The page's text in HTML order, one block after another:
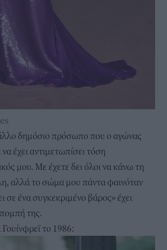
δημόσιο πρόσωπο που ο αγώνας
έχει αντιμετωπίσει τόση
μου. Με έχετε δει όλοι να κάνω τη
αλλά το σώμα μου πάντα φαινόταν
σε ένα συγκεκριμένο βάρος» έχει
της.
το 1986: